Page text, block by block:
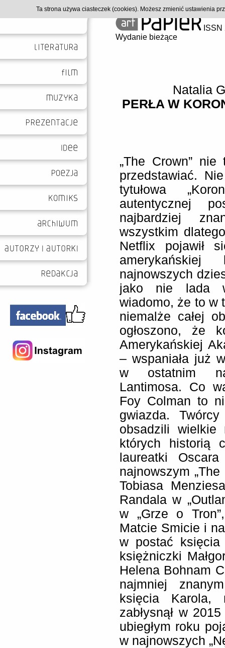
Wydanie bieżące
Natalia
PERŁA W
„The Crown”
przedstawiać.
tytułowa
autentycznej
najbardziej
wszystkim
Netflix pojawił
najnowszych
jako nie lada
wiadomo, że to w
niemalże całej
ogłoszono, że
Amerykańskiej
– wspaniała już
w ostatnim
Lantimosa. Co
Foy Colman to
gwiazda.
obsadzili wielkie
których historią
laureatki
najnowszym
Tobiasa
Randala w
w „Grze o
Matcie Smicie i
w postać księcia
księżniczki
Helena Bohnam
najmniej
księcia Karola,
zabłysnął w
ubiegłym roku
w najnowszych
Ta strona używa ciasteczek (cookies). Możesz zmienić ustawienia